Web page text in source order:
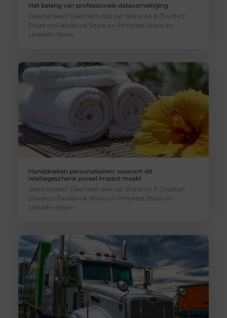
Het belang van professionele datavernietiging
Goed artikel? Deel hem dan op: Share on X (Twitter)
Share on Facebook Share on Pinterest Share on
LinkedIn Share
Handdoeken personaliseren: waarom dit
relatiegeschenk zoveel impact maakt
Goed artikel? Deel hem dan op: Share on X (Twitter)
Share on Facebook Share on Pinterest Share on
LinkedIn Share